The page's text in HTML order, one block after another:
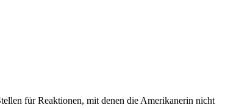
für Reaktionen, mit denen die Amerikanerin nicht